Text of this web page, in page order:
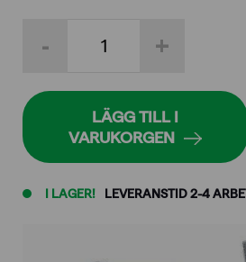
I LAGER! LEVERANSTID 2-4
+
-
LÄGG TILL I
VARUKORGEN